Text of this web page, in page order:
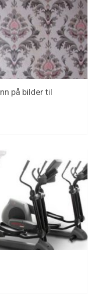
på bilder til